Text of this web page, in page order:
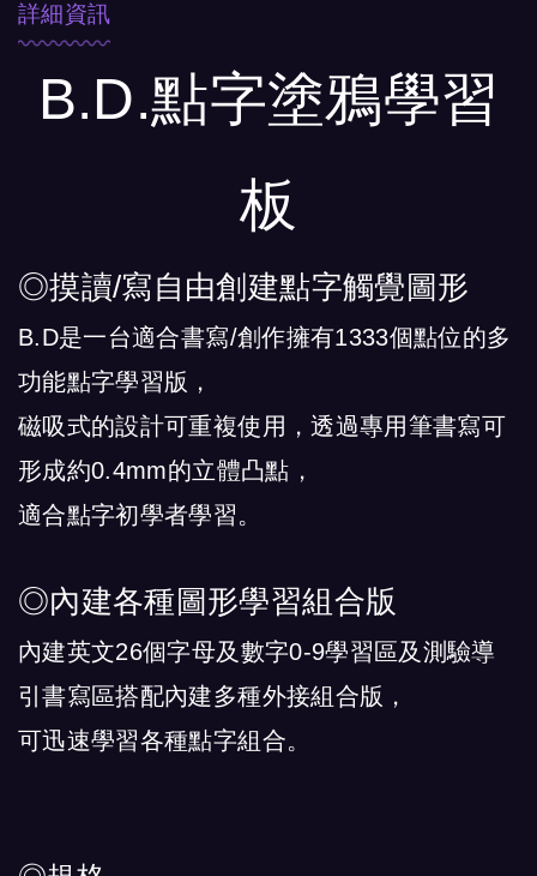
詳細資訊
B.D.點字塗鴉學習
板
◎摸讀/寫自由創建點字觸覺圖形
B.D是一台適合書寫/創作擁有1333個點位的多
功能點字學習版，
磁吸式的設計可重複使用，透過專用筆書寫可
形成約0.4mm的立體凸點，
適合點字初學者學習。
◎內建各種圖形學習組合版
內建英文26個字母及數字0-9學習區及測驗導
引書寫區搭配內建多種外接組合版，
可迅速學習各種點字組合。